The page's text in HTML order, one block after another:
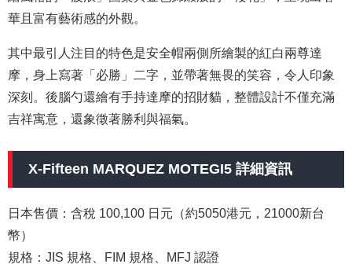
華且富有藝術感的外觀。
其中最引人注目的特色是安全帽兩側所繪製的紅白兩尊達
摩，身上寫著「必勝」二字，並帶著無畏的笑容，令人印象
深刻。後腦勺還繪有手持達摩的招財貓，整體設計不僅充滿
吉祥寓意，還象徵著勝利與福氣。
X-Fifteen MARQUEZ MOTEGI5 詳細資訊
日本售價：含稅 100,100 日元（約5050港元，21000新台
幣）
規格：JIS 規格、FIM 規格、MFJ 認證